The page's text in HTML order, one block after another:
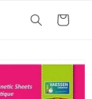
Indkøbskurv